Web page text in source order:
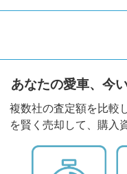
あなたの愛車、今
複数社の査定額を比較
を賢く売却して、購入